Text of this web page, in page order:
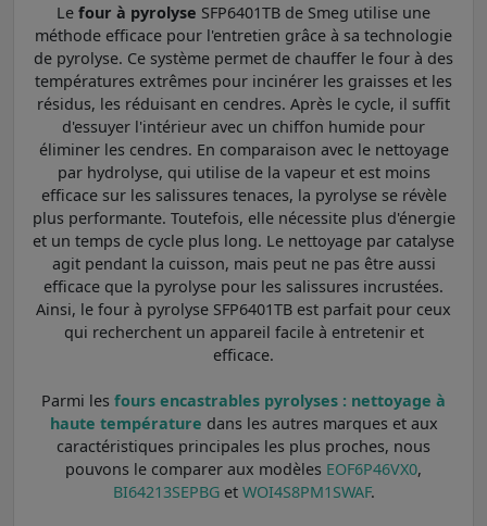
Le four à pyrolyse SFP6401TB de Smeg utilise une
méthode efficace pour l'entretien grâce à sa technologie
de pyrolyse. Ce système permet de chauffer le four à des
températures extrêmes pour incinérer les graisses et les
résidus, les réduisant en cendres. Après le cycle, il suffit
d'essuyer l'intérieur avec un chiffon humide pour
éliminer les cendres. En comparaison avec le nettoyage
par hydrolyse, qui utilise de la vapeur et est moins
efficace sur les salissures tenaces, la pyrolyse se révèle
plus performante. Toutefois, elle nécessite plus d'énergie
et un temps de cycle plus long. Le nettoyage par catalyse
agit pendant la cuisson, mais peut ne pas être aussi
efficace que la pyrolyse pour les salissures incrustées.
Ainsi, le four à pyrolyse SFP6401TB est parfait pour ceux
qui recherchent un appareil facile à entretenir et
efficace.
Parmi les fours encastrables pyrolyses : nettoyage à
haute température dans les autres marques et aux
caractéristiques principales les plus proches, nous
pouvons le comparer aux modèles EOF6P46VX0,
BI64213SEPBGet WOI4S8PM1SWAF.